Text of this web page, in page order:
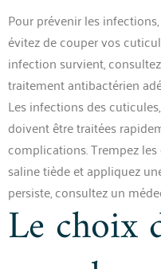
Pour prévenir les
évitez de couper vos
infection survient,
traitement antibactérien
Les infections des
doivent être traitées
complications. Trempez
saline tiède et appliquez
persiste, consultez un
Le choix